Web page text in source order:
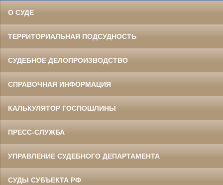
О СУДЕ
ТЕРРИТОРИАЛЬНАЯ ПОДСУДНОСТЬ
СУДЕБНОЕ ДЕЛОПРОИЗВОДСТВО
СПРАВОЧНАЯ ИНФОРМАЦИЯ
КАЛЬКУЛЯТОР ГОСПОШЛИНЫ
ПРЕСС-СЛУЖБА
УПРАВЛЕНИЕ СУДЕБНОГО ДЕПАРТАМЕНТА
СУДЫ СУБЪЕКТА РФ